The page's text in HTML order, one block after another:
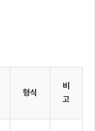
형식
비
고